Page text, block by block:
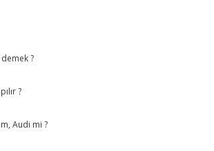
?
?
Audi mi ?